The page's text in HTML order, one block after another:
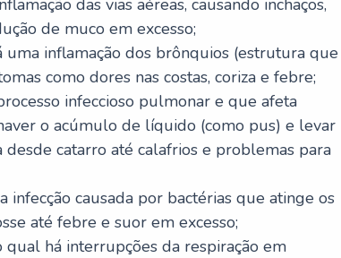
das vias aéreas, causando inchaços,
de muco em excesso;
inflamação dos brônquios (estrutura que
como dores nas costas, coriza e febre;
infeccioso pulmonar e que afeta
o acúmulo de líquido (como pus) e levar
desde catarro até calafrios e problemas para
infecção causada por bactérias que atinge os
até febre e suor em excesso;
há interrupções da respiração em